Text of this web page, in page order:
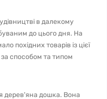
в далекому
до цього дня. На
похідних товарів із цієї
способом та типом
дерев'яна дошка. Вона